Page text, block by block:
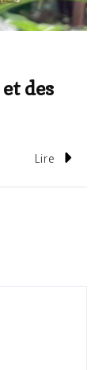
des
Lire